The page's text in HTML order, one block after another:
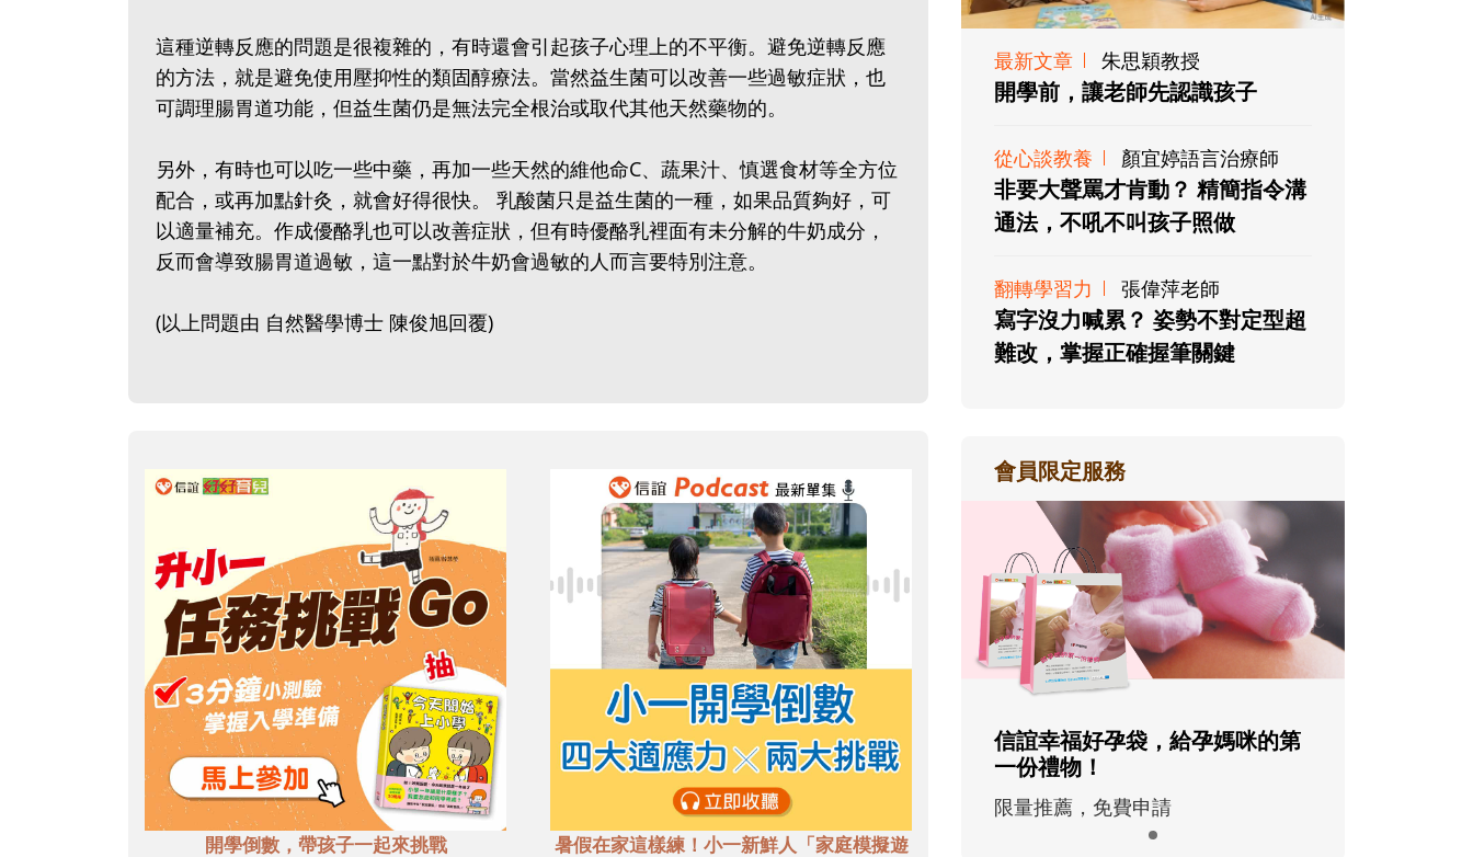
這種逆轉反應的問題是很複雜的，有時還會引起孩子心理上的不平衡。避免逆轉反應
的方法，就是避免使用壓抑性的類固醇療法。當然益生菌可以改善一些過敏症狀，也
可調理腸胃道功能，但益生菌仍是無法完全根治或取代其他天然藥物的。
另外，有時也可以吃一些中藥，再加一些天然的維他命C、蔬果汁、慎選食材等全方位
配合，或再加點針灸，就會好得很快。 乳酸菌只是益生菌的一種，如果品質夠好，可
以適量補充。作成優酪乳也可以改善症狀，但有時優酪乳裡面有未分解的牛奶成分，
反而會導致腸胃道過敏，這一點對於牛奶會過敏的人而言要特別注意。
(以上問題由 自然醫學博士 陳俊旭回覆)
開學倒數，帶孩子一起來挑戰 暑假在家這樣練！小一新鮮人「家庭模擬遊
最新文章 朱思穎教授
開學前，讓老師先認識孩子
從心談教養 顏宜婷語言治療師
非要大聲罵才肯動？ 精簡指令溝
通法，不吼不叫孩子照做
翻轉學習力 張偉萍老師
寫字沒力喊累？ 姿勢不對定型超
難改，掌握正確握筆關鍵
會員限定服務
信誼幸福好孕袋，給孕媽咪的第
一份禮物！
限量推薦，免費申請